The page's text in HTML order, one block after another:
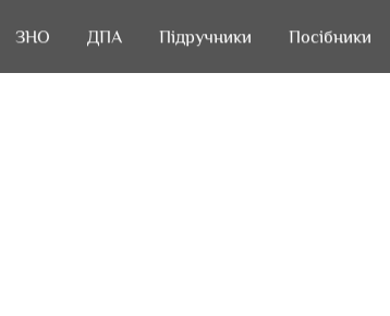
ЗНО
ЗНО ДПА
ДПА Підручники
Підручники Посібники
Посібники